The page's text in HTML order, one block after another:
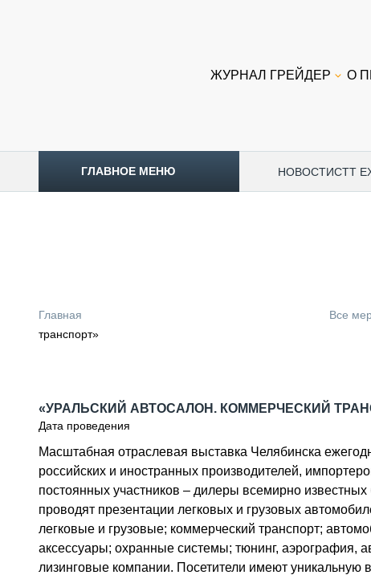
ЖУРНАЛ ГРЕЙДЕР О
ГЛАВНОЕ МЕНЮ НОВОСТИCTT
ОБЗОР РЫНКА
ФИНАНСЫ, ЛИЗИНГ, СТРАХОВАНИЕ
ТЕХНИКА КРУПНЫМ ПЛАНОМ
ИСПЫТАТЕЛИ
ДОРОЖНАЯ ИНДУСТРИЯ
СЕРВИСМЕНЫ
Главная Все
транспорт»
«УРАЛЬСКИЙ АВТОСАЛОН. КОММЕРЧЕСКИЙ
Дата проведения
Масштабная отраслевая выставка Челябинска
российских и иностранных производителей,
постоянных участников – дилеры всемирно
проводят презентации легковых и грузовых
легковые и грузовые; коммерческий транспорт;
аксессуары; охранные системы; тюнинг, аэрография,
лизинговые компании. Посетители имеют уникальную